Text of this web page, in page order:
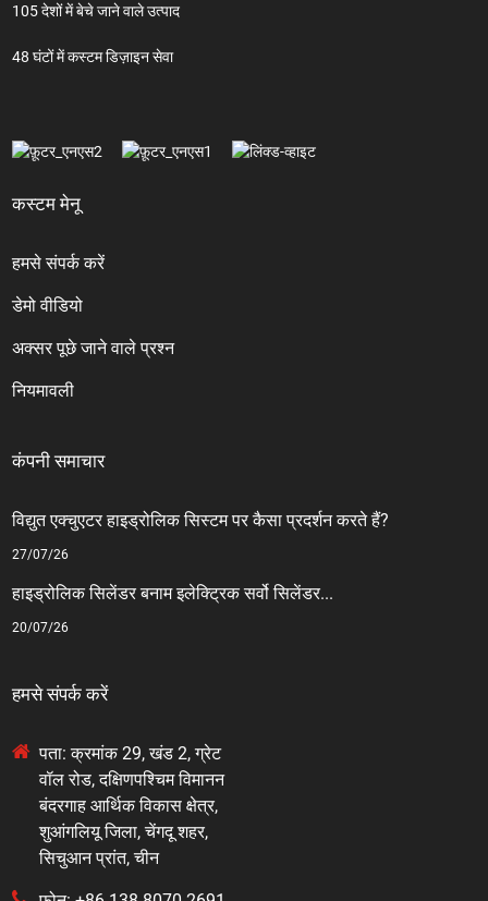
105 देशों में बेचे जाने वाले उत्पाद
48 घंटों में कस्टम डिज़ाइन सेवा
कस्टम मेनू
हमसे संपर्क करें
डेमो वीडियो
अक्सर पूछे जाने वाले प्रश्न
नियमावली
कंपनी समाचार
विद्युत एक्चुएटर हाइड्रोलिक सिस्टम पर कैसा प्रदर्शन करते हैं?
27/07/26
हाइड्रोलिक सिलेंडर बनाम इलेक्ट्रिक सर्वो सिलेंडर...
20/07/26
हमसे संपर्क करें
पता: क्रमांक 29, खंड 2, ग्रेट
वॉल रोड, दक्षिणपश्चिम विमानन
बंदरगाह आर्थिक विकास क्षेत्र,
शुआंगलियू जिला, चेंगदू शहर,
सिचुआन प्रांत, चीन